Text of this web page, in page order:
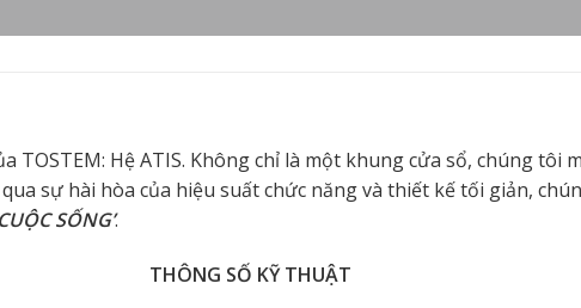
TOSTEM: Hệ ATIS. Không chỉ là một khung cửa sổ, chúng tôi
sự hài hòa của hiệu suất chức năng và thiết kế tối giản,
SỐNG’.
THÔNG SỐ KỸ THUẬT